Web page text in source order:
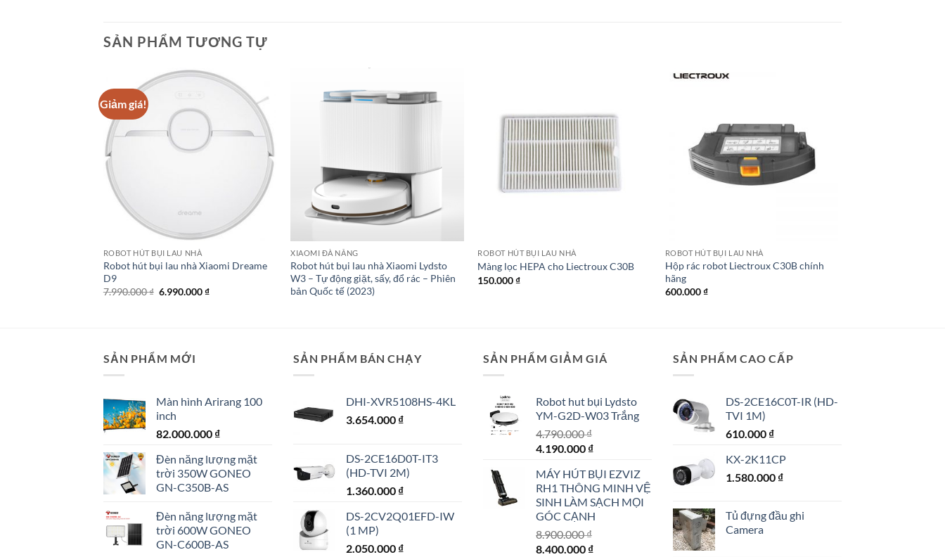
SẢN PHẨM TƯƠNG TỰ
Giảm giá!
ROBOT HÚT BỤI LAU NHÀ
Robot hút bụi lau nhà Xiaomi Dreame
D9
7.990.000₫ Giá
6.990.000₫Giá
XIAOMI ĐÀ NẴNG
Robot hút bụi lau nhà Xiaomi Lydsto
W3 – Tự động giặt, sấy, đổ rác – Phiên
bản Quốc tế (2023)
ROBOT HÚT BỤI LAU NHÀ
Màng lọc HEPA cho Liectroux C30B
150.000₫
ROBOT HÚT BỤI LAU NHÀ
Hộp rác robot Liectroux C30B chính
hãng
600.000₫
SẢN PHẨM MỚI
Màn hình Arirang 100
inch
82.000.000 ₫
Đèn năng lượng mặt
trời 350W GONEO
GN-C350B-AS
Đèn năng lượng mặt
trời 600W GONEO
GN-C600B-AS
SẢN PHẨM BÁN CHẠY
DHI-XVR5108HS-4KL
3.654.000 ₫
DS-2CE16D0T-IT3
(HD-TVI 2M)
1.360.000 ₫
DS-2CV2Q01EFD-IW
(1 MP)
2.050.000 ₫
SẢN PHẨM GIẢM GIÁ
Robot hut bụi Lydsto
YM-G2D-W03 Trắng
4.790.000₫
Giá
là:
4.790.000 ₫.
4.190.000 ₫Giá
tại
là:
4.190.000 ₫.
MÁY HÚT BỤI EZVIZ
RH1 THÔNG MINH VỆ
SINH LÀM SẠCH MỌI
GÓC CẠNH
8.900.000₫
Giá
8.400.000 ₫Giá
SẢN PHẨM CAO CẤP
DS-2CE16C0T-IR (HD-
TVI 1M)
610.000 ₫
KX-2K11CP
1.580.000 ₫
Tủ đựng đầu ghi
Camera